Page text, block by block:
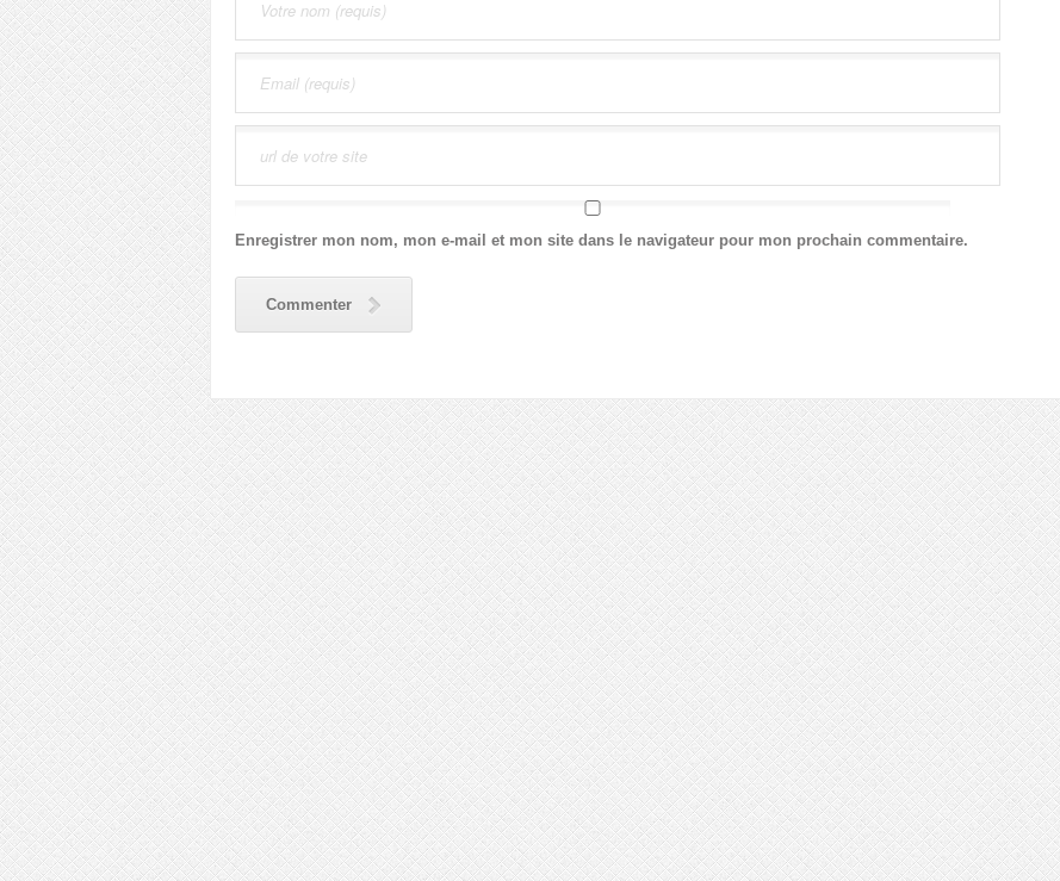
Enregistrer mon nom, mon e-mail et mon site dans le navigateur pour mon prochain commentaire.
Commenter